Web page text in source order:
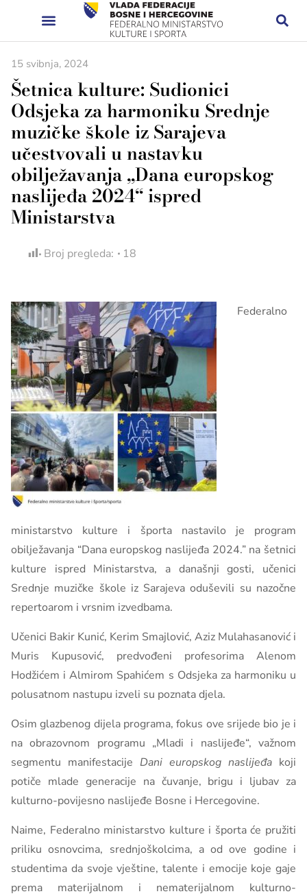
15 svibnja, 2024
Šetnica kulture: Sudionici
Odsjeka za harmoniku Srednje
muzičke škole iz Sarajeva
učestvovali u nastavku
obilježavanja „Dana europskog
naslijeđa 2024“ ispred
Ministarstva
Broj pregleda: 18
Federalno
ministarstvo kulture i športa nastavilo je program
obilježavanja “Dana europskog naslijeđa 2024.” na šetnici
kulture ispred Ministarstva, a današnji gosti, učenici
Srednje muzičke škole iz Sarajeva oduševili su nazočne
repertoarom i vrsnim izvedbama.
Učenici Bakir Kunić, Kerim Smajlović, Aziz Mulahasanović i
Muris Kupusović, predvođeni profesorima Alenom
Hodžićem i Almirom Spahićem s Odsjeka za harmoniku u
polusatnom nastupu izveli su poznata djela.
Osim glazbenog dijela programa, fokus ove srijede bio je i
na obrazovnom programu „Mladi i naslijeđe“, važnom
segmentu manifestacije Dani europskog naslijeđa koji
potiče mlade generacije na čuvanje, brigu i ljubav za
kulturno-povijesno naslijeđe Bosne i Hercegovine.
Naime, Federalno ministarstvo kulture i športa će pružiti
priliku osnovcima, srednjoškolcima, a od ove godine i
studentima da svoje vještine, talente i emocije koje gaje
prema materijalnom i nematerijalnom kulturno-